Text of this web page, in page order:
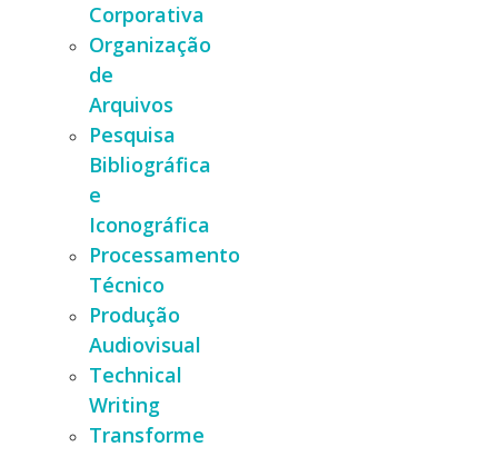
Corporativa
Organização
de
Arquivos
Pesquisa
Bibliográfica
e
Iconográfica
Processamento
Técnico
Produção
Audiovisual
Technical
Writing
Transforme